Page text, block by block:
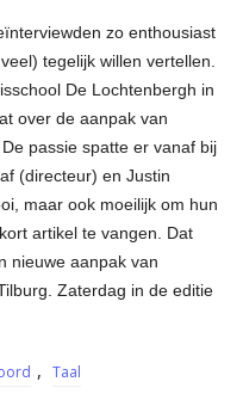
zo enthousiast
tegelijk willen vertellen.
De Lochtenbergh in
over de aanpak van
passie spatte er vanaf bij
(directeur) en Justin
maar ook moeilijk om hun
artikel te vangen. Dat
nieuwe aanpak van
Zaterdag in de editie
, Taal